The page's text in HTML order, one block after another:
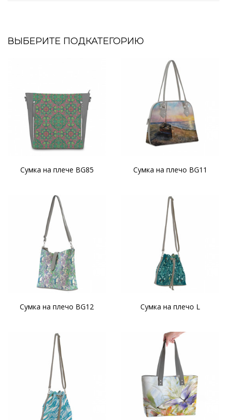
ВЫБЕРИТЕ ПОДКАТЕГОРИЮ
Сумка на плече BG85 Сумка на плечо BG11
Сумка на плечо BG12 Сумка на плечо L